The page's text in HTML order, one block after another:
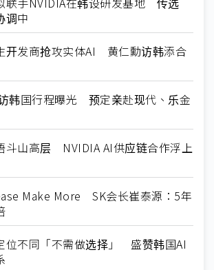
调中
开发商抢攻实体AI 黄仁勳访韩添合
韩国行程曝光 预定亲赴现代、乐金
斗山高层 NVIDIA AI供应链合作浮上
Make More SK会长崔泰源：5年
位不同「不需做选择」 盛赞韩国AI